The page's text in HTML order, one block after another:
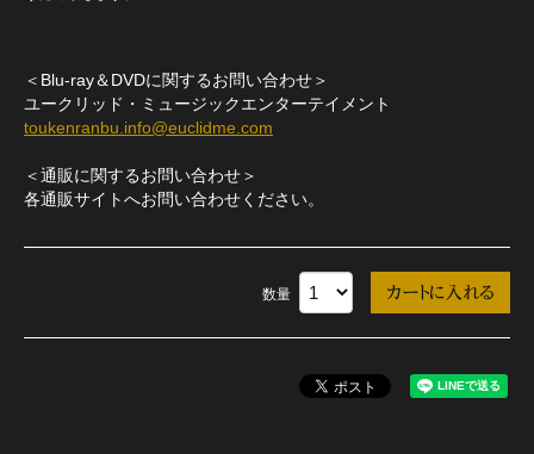
＜Blu-ray＆DVDに関するお問い合わせ＞
ユークリッド・ミュージックエンターテイメント
toukenranbu.info@euclidme.com
＜通販に関するお問い合わせ＞
各通販サイトへお問い合わせください。
数量